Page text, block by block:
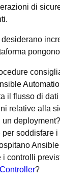
di
il flusso di
relative alla
deployment?
soddisfare
i controlli
?